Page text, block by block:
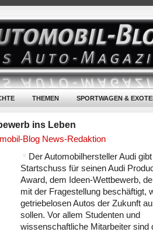
THEMEN SPORTWAGEN &
ins Leben
Blog News-Redaktion
Der Automobilhersteller Audi
Startschuss für seinen Audi
Award, dem Ideen-Wettbewerb,
mit der Fragestellung beschäftigt,
getriebelosen Autos der Zukunft
sollen. Vor allem Studenten und
wissenschaftliche Mitarbeiter sind